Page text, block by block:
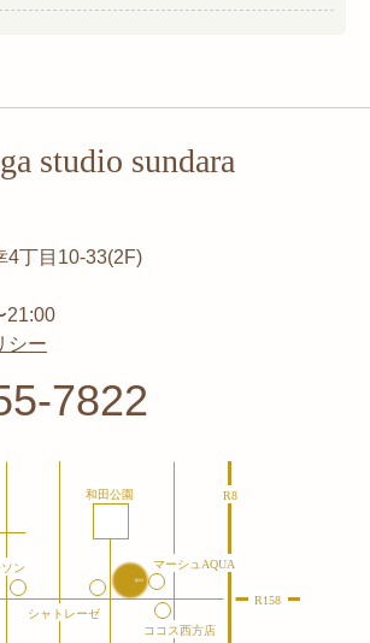
studio sundara
4丁目10-33(2F)
21:00
シー
7822